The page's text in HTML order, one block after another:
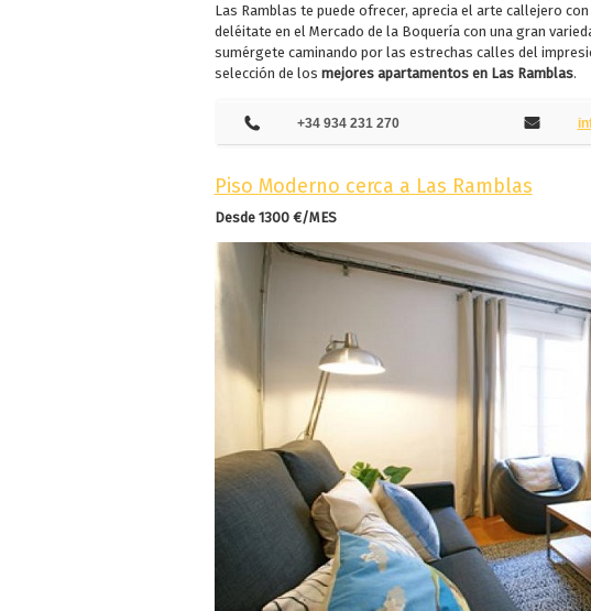
Las Ramblas te puede ofrecer, aprecia el arte callejero
deléitate en el Mercado de la Boquería con una gran
sumérgete caminando por las estrechas calles del
selección de los mejores apartamentos en Las Ramblas.
+34 934 231 270
Piso Moderno cerca a Las Ramblas
Desde 1300 €/MES